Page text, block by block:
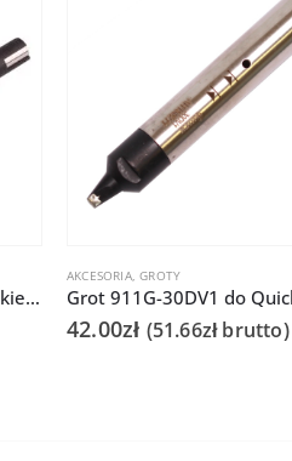
Grot Q303-K RoHS z czujnikiem do Quick 202D
AKCESORIA,GROTY
42.00zł (51.66złbrutto)